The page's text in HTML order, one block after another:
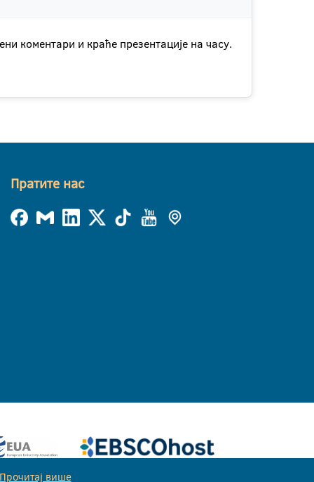
коментари и краће презентације на часу.
Пратите нас
Прочитај више